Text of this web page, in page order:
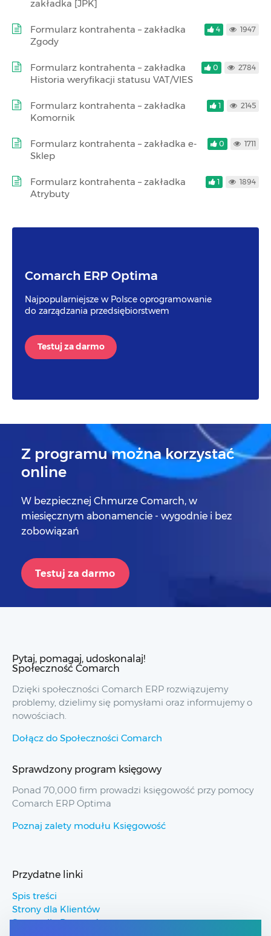
zakładka [JPK]
Formularz kontrahenta – zakładka
Zgody
4 1947
Formularz kontrahenta – zakładka
Historia weryfikacji statusu VAT/VIES
0 2784
Formularz kontrahenta – zakładka
Komornik
1 2145
Formularz kontrahenta – zakładka e-
Sklep
0 1711
Formularz kontrahenta – zakładka
Atrybuty
1 1894
Comarch ERP Optima
Najpopularniejsze w Polsce oprogramowanie
do zarządzania przedsiębiorstwem
Testuj za darmo
Z programu można korzystać
online
W bezpiecznej Chmurze Comarch, w
miesięcznym abonamencie - wygodnie i bez
zobowiązań
Testuj za darmo
Pytaj, pomagaj, udoskonalaj!
Społeczność Comarch
Dzięki społeczności Comarch ERP rozwiązujemy
problemy, dzielimy się pomysłami oraz informujemy o
nowościach.
Dołącz do Społeczności Comarch
Sprawdzony program księgowy
Ponad 70,000 firm prowadzi księgowość przy pomocy
Comarch ERP Optima
Poznaj zalety modułu Księgowość
Przydatne linki
Spis treści
Strony dla Klientów
Strony dla Partnerów